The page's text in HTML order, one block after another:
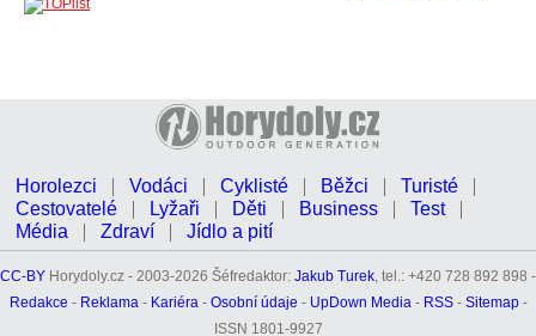
Horolezci Vodáci Cyklisté Běžci
Turisté
Cestovatelé
Lyžaři Děti Business
Test
Média
Zdraví Jídlo a pití
CC-BY Horydoly.cz - 2003-2026 Šéfredaktor: Jakub Turek, tel.: +420 728 892 898 -
Redakce - Reklama- Kariéra- Osobní údaje - UpDown Media- RSS- Sitemap-
ISSN 1801-9927